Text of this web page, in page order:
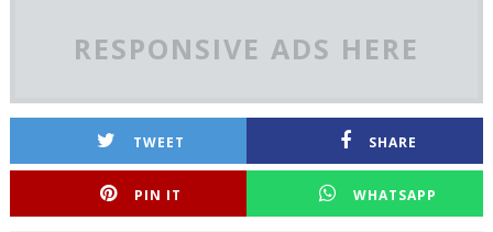
RESPONSIVE ADS HERE
TWEET SHARE
PIN IT WHATSAPP